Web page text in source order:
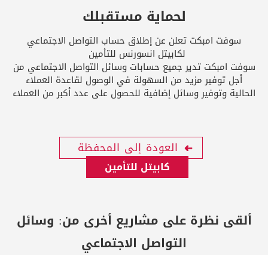
لحماية مستقبلك
سوفت امبكت تعلن عن إطلاق حساب التواصل الاجتماعي
لكابيتل انسورنس للتأمين
سوفت امبكت تدير جميع حسابات وسائل التواصل الاجتماعي من
أجل توفير مزيد من السهولة في الوصول لقاعدة العملاء
الحالية وتوفير وسائل إضافية للحصول على عدد أكبر من العملاء
العودة إلى المحفظة
كابيتل للتأمين
ألقى نظرة على مشاريع أخرى من: وسائل
التواصل الاجتماعي